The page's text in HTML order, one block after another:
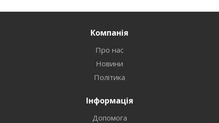
Компанія
Про нас
Новини
Політика
Інформація
Допомога